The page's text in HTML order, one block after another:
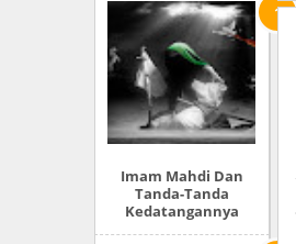
Imam Mahdi Dan
Tanda-Tanda
Kedatangannya